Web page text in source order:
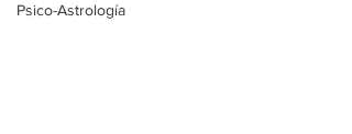
Psico-Astrología